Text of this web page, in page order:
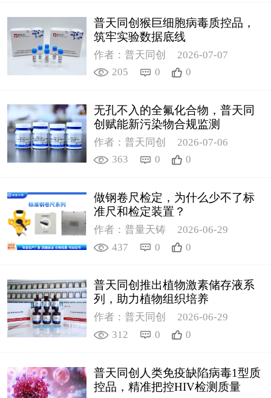
普天同创猴巨细胞病毒质控品，
筑牢实验数据底线
作者：普天同创
2026-07-07
205
0 0
无孔不入的全氟化合物，普天同
创赋能新污染物合规监测
作者：普天同创
2026-07-06
363
0 0
做钢卷尺检定，为什么少不了标
准尺和检定装置？
作者：普量天铸
2026-06-29
437
0 0
普天同创推出植物激素储存液系
列，助力植物组织培养
作者：普天同创
2026-06-29
312
0 0
普天同创人类免疫缺陷病毒1型质
控品，精准把控HIV检测质量